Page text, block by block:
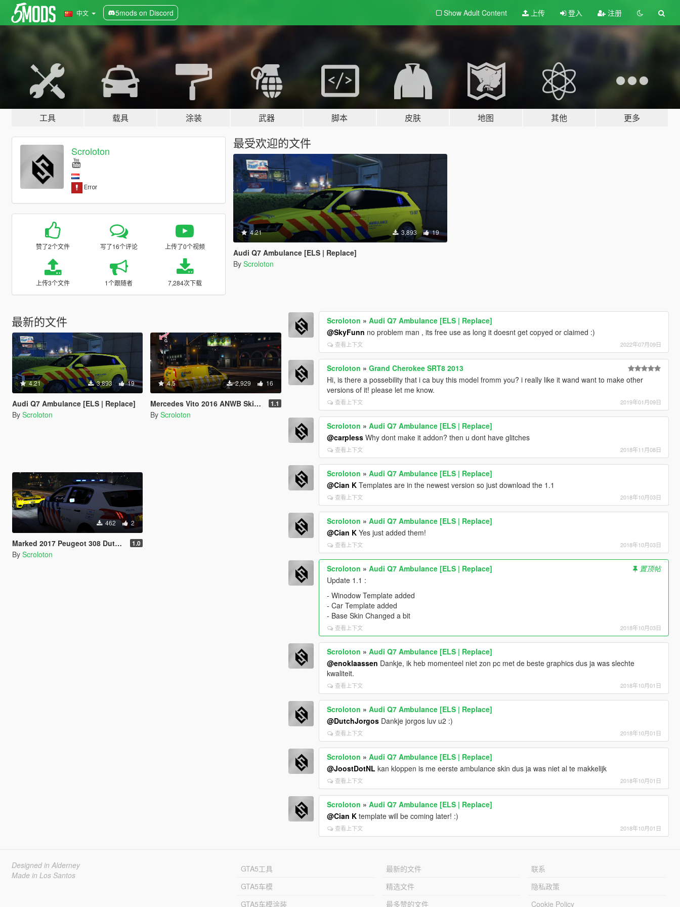
中文 5mods on Discord Show Adult Content 上传 登入 注册
工具 载具 涂装 武器 脚本 皮肤 地图 其他 更多
Scroloton
赞了2个文件 写了16个评论 上传了0个视频
上传3个文件 1个跟随者 7,284次下载
最受欢迎的文件
4.21 3,893 19
Audi Q7 Ambulance [ELS | Replace]
By Scroloton
最新的文件
4.21 3,893 19
Audi Q7 Ambulance [ELS | Replace]
By Scroloton
4.5 2,929 16
Mercedes Vito 2016 ANWB Skin [ELS] 1.1
By Scroloton
462 2
Marked 2017 Peugeot 308 Dutch Police Skin [ELS] 1.0
By Scroloton
Scroloton »Audi Q7 Ambulance [ELS | Replace]
@SkyFunn no problem man , its free use as long it doesnt get copyed or claimed :)
查看上下文 2022年07月09日
Scroloton »Grand Cherokee SRT8 2013
Hi, is there a possebility that i ca buy this model fromm you? i really like it wand want to make other
versions of it! please let me know.
查看上下文 2019年01月09日
Scroloton »Audi Q7 Ambulance [ELS | Replace]
@carpless Why dont make it addon? then u dont have glitches
查看上下文 2018年11月08日
Scroloton »Audi Q7 Ambulance [ELS | Replace]
@Cian K Templates are in the newest version so just download the 1.1
查看上下文 2018年10月03日
Scroloton »Audi Q7 Ambulance [ELS | Replace]
@Cian K Yes just added them!
查看上下文 2018年10月03日
Scroloton »Audi Q7 Ambulance [ELS | Replace]
置顶帖
Update 1.1 :
- Winodow Template added
- Car Template added
- Base Skin Changed a bit
查看上下文 2018年10月03日
Scroloton »Audi Q7 Ambulance [ELS | Replace]
@enoklaassen Dankje, ik heb momenteel niet zon pc met de beste graphics dus ja was slechte
kwaliteit.
查看上下文 2018年10月01日
Scroloton »Audi Q7 Ambulance [ELS | Replace]
@DutchJorgos Dankje jorgos luv u2 :)
查看上下文 2018年10月01日
Scroloton »Audi Q7 Ambulance [ELS | Replace]
@JoostDotNL kan kloppen is me eerste ambulance skin dus ja was niet al te makkelijk
查看上下文 2018年10月01日
Scroloton »Audi Q7 Ambulance [ELS | Replace]
@Cian K template will be coming later! :)
查看上下文 2018年10月01日
Designed in Alderney
Made in Los Santos
GTA5工具
GTA5车模
GTA5车模涂装
最新的文件
精选文件
最多赞的文件
联系
隐私政策
Cookie Policy